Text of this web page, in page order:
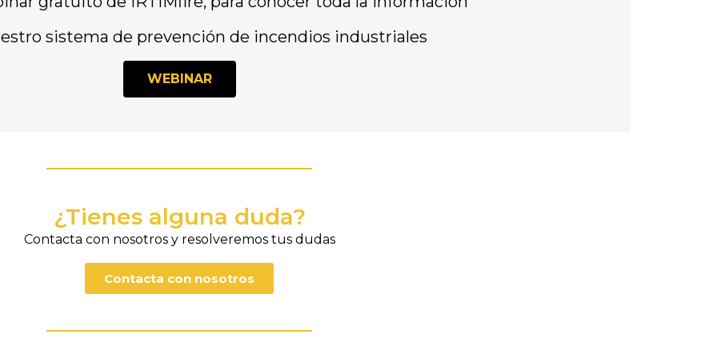
sistema de prevención de incendios industriales
WEBINAR
¿Tienes alguna duda?
Contacta con nosotros y resolveremos tus dudas
Contacta con nosotros